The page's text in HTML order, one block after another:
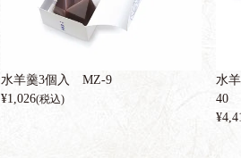
水羊羹3個入 MZ-9
¥1,026(税込)
水
40
¥